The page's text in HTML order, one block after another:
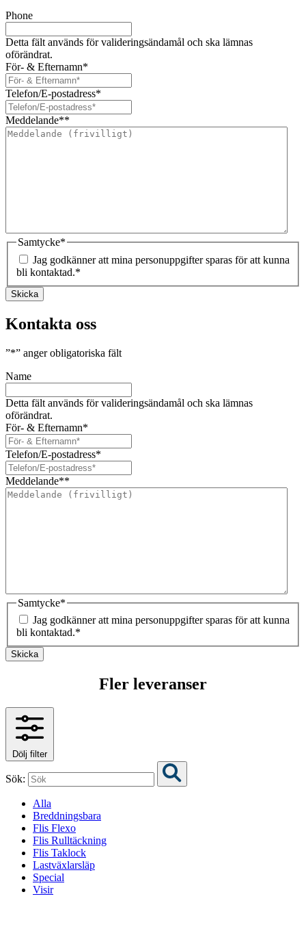
Phone
Detta fält används för valideringsändamål och ska lämnas
oförändrat.
För- & Efternamn*
Telefon/E-postadress*
Meddelande**
Samtycke*
Jag godkänner att mina personuppgifter sparas för att kunna
bli kontaktad.*
Skicka
Kontakta oss
”*” anger obligatoriska fält
Name
Detta fält används för valideringsändamål och ska lämnas
oförändrat.
För- & Efternamn*
Telefon/E-postadress*
Meddelande**
Samtycke*
Jag godkänner att mina personuppgifter sparas för att kunna
bli kontaktad.*
Skicka
Fler leveranser
Dölj filter
Sök:
Alla
Breddningsbara
Flis Flexo
Flis Rulltäckning
Flis Taklock
Lastväxlarsläp
Special
Visir